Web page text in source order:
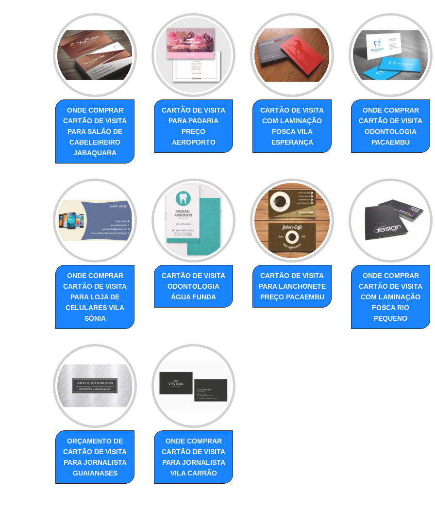
ONDE COMPRAR
CARTÃO DE VISITA
PARA SALÃO DE
CABELEIREIRO
JABAQUARA
CARTÃO DE VISITA
PARA PADARIA
PREÇO
AEROPORTO
CARTÃO DE VISITA
COM LAMINAÇÃO
FOSCA VILA
ESPERANÇA
ONDE COMPRAR
CARTÃO DE VISITA
ODONTOLOGIA
PACAEMBU
ONDE COMPRAR
CARTÃO DE VISITA
PARA LOJA DE
CELULARES VILA
SÔNIA
CARTÃO DE VISITA
ODONTOLOGIA
ÁGUA FUNDA
CARTÃO DE VISITA
PARA LANCHONETE
PREÇO PACAEMBU
ONDE COMPRAR
CARTÃO DE VISITA
COM LAMINAÇÃO
FOSCA RIO
PEQUENO
ORÇAMENTO DE
CARTÃO DE VISITA
PARA JORNALISTA
GUAIANASES
ONDE COMPRAR
CARTÃO DE VISITA
PARA JORNALISTA
VILA CARRÃO